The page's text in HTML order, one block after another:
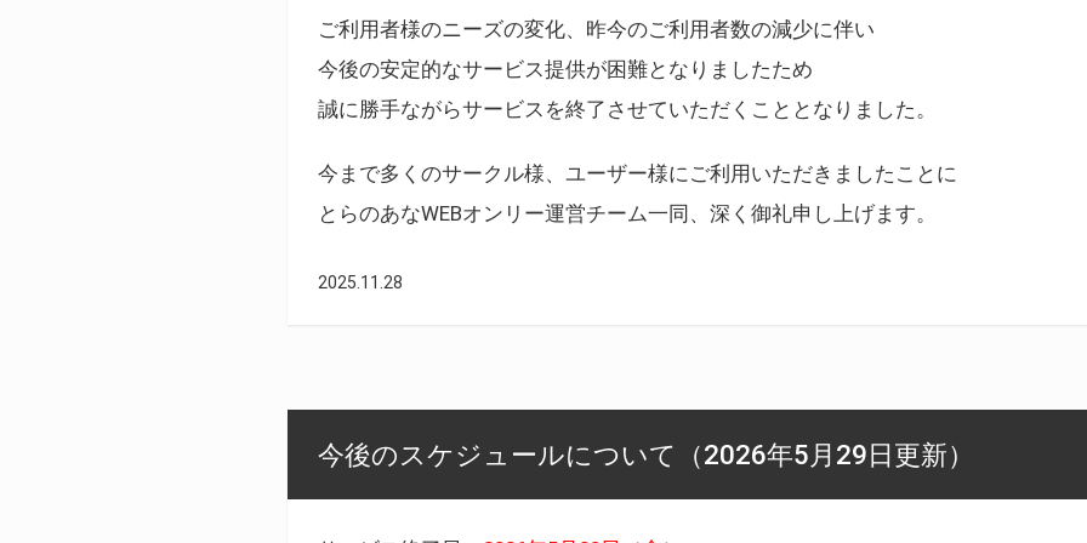
ご利用者様のニーズの変化、昨今のご利用者数の減少に伴い
今後の安定的なサービス提供が困難となりましたため
誠に勝手ながらサービスを終了させていただくこととなりました。
今まで多くのサークル様、ユーザー様にご利用いただきましたことに
とらのあなWEBオンリー運営チーム一同、深く御礼申し上げます。
2025.11.28
今後のスケジュールについて（2026年5月29日更新）